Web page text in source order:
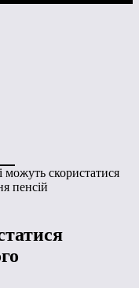
можуть скористатися
пенсій